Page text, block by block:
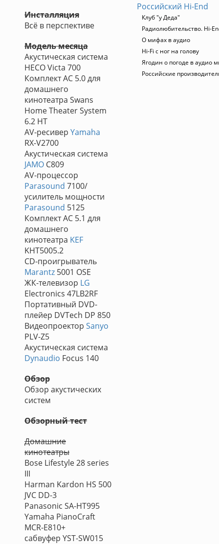
Инсталляция
Всё в перспективе
Модель месяца
Акустическая система
HECO Victa 700
Комплект АС 5.0 для
домашнего
кинотеатра Swans
Home Theater System
6.2 HT
AV-ресивер Yamaha
RX-V2700
Акустическая система
JAMO C809
AV-процессор
Parasound 7100/
усилитель мощности
Parasound 5125
Комплект АС 5.1 для
домашнего
кинотеатра KEF
KHT5005.2
CD-проигрыватель
Marantz 5001 OSE
ЖК-телевизор LG
Electronics 47LB2RF
Портативный DVD-
плейер DVTech DP 850
Видеопроектор Sanyo
PLV-Z5
Акустическая система
Dynaudio Focus 140
Обзор
Обзор акустических
систем
Обзорный тест
Домашние
кинотеатры
Bose Lifestyle 28 series
III
Harman Kardon HS 500
JVC DD-3
Panasonic SA-HT995
Yamaha PianoCraft
MCR-E810+
сабвуфер YST-SW015
Российский Hi-End
Клуб "у Деда"
Радиолюбительство. Hi-
О мифах в аудио
Hi-Fi с ног на голову
Ягодин о погоде в аудио
Российские